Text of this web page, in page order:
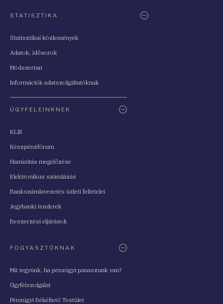
STATISZTIKA
Statisztikai közlemények
Adatok, idősorok
Módszertan
Információk adatszolgáltatóknak
ÜGYFELEINKNEK
KLIR
Készpénzfórum
Hamisítás megelőzése
Elektronikus számlázás
Bankszámlavezetés üzleti feltételei
Jegybanki tenderek
Beszerzési eljárások
FOGYASZTÓKNAK
Mit tegyünk, ha pénzügyi panaszunk van?
Ügyfélszolgálat
Pénzügyi Békéltető Testület